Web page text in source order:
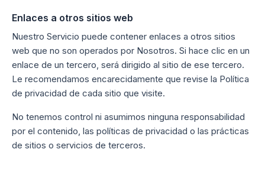
Enlaces a otros sitios web
Nuestro Servicio puede contener enlaces a otros sitios
web que no son operados por Nosotros. Si hace clic en un
enlace de un tercero, será dirigido al sitio de ese tercero.
Le recomendamos encarecidamente que revise la Política
de privacidad de cada sitio que visite.
No tenemos control ni asumimos ninguna responsabilidad
por el contenido, las políticas de privacidad o las prácticas
de sitios o servicios de terceros.